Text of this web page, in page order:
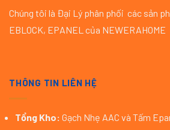
Chúng tôi là Đại Lý phân phối các sản
EBLOCK, EPANEL của NEWERAHOME
THÔNG TIN LIÊN HỆ
Tổng Kho: Gạch Nhẹ AAC và Tấm